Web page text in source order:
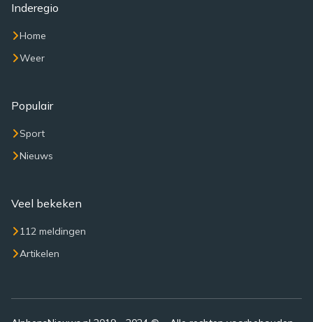
Inderegio
Home
Weer
Populair
Sport
Nieuws
Veel bekeken
112 meldingen
Artikelen